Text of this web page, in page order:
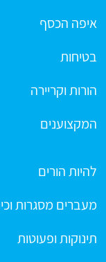
איפה הכסף
בטיחות
הורות וקריירה
המקצוענים
להיות הורים
מעברים מסגרות
תינוקות ופעוטות